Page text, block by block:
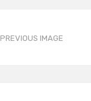
PREVIOUS IMAGE